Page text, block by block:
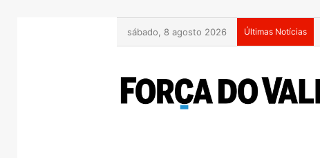
sábado, 8 agosto 2026 Últimas Notícias